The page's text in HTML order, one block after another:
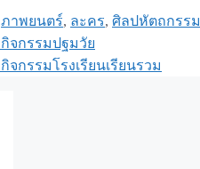
ภาพยนตร์, ละคร, ศิลปหัตถกรรม
จกรรมปฐมวัย
กรรมโรงเรียนเรียนรวม